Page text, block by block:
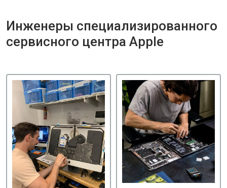
Инженеры специализированного
сервисного центра Apple